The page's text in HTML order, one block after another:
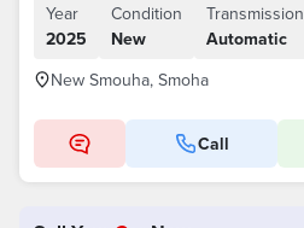
Year
2025
Condition
New
Transmission
Automatic
New Smouha, Smoha
Call